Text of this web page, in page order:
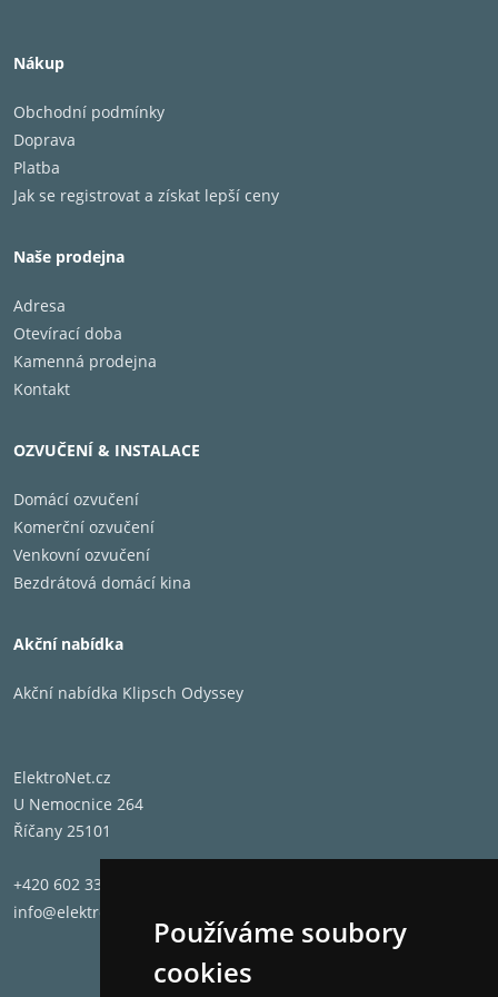
Používáme soubory
cookies
Nákup
Obchodní podmínky
Doprava
Platba
Jak se registrovat a získat lepší ceny
Naše prodejna
Adresa
Otevírací doba
Kamenná prodejna
Kontakt
OZVUČENÍ & INSTALACE
Domácí ozvučení
Komerční ozvučení
Venkovní ozvučení
Bezdrátová domácí kina
Akční nabídka
Akční nabídka Klipsch Odyssey
ElektroNet.cz
U Nemocnice 264
Říčany 25101
+420 602 331 662
info@elektronet.cz